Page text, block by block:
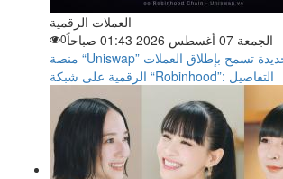
العملات الرقمية
الجمعة 07 أغسطس 2026 01:43 صباحاً
0
منصة “Uniswap” تطلق منصة جديدة تسمح بإطلاق العملات
الرقمية على شبكة “Robinhood”: التفاصيل